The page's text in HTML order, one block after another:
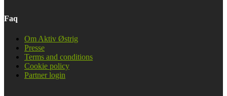
Faq
Om Aktiv Østrig
Presse
Terms and conditions
Cookie policy
Partner login